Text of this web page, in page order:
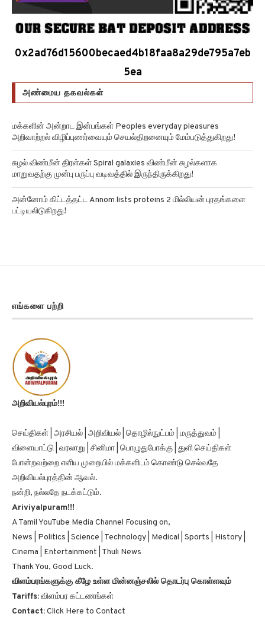
0x2ad76d15600becaed4b18faa8a29de795a7eb
5ea
அண்மைய தகவல்கள்
மக்களின் அன்றாட இன்பங்கள் Peoples everyday pleasures
அறிவாற்றல் விழிப்புணர்வையும் செயல்திறனையும் மேம்படுத்துகிறது!
சுழல் விண்மீன் திரள்கள் Spiral galaxies விண்மீன் சுழல்களாக
மாறுவதற்கு முன்பு பருப்பு வடிவத்தில் இருந்திருக்கிறது!
அன்னோம் கிட்டத்தட்ட Annom lists proteins 2 மில்லியன் புரதங்களை
பட்டியலிடுகிறது!
எங்களை பற்றி
அறிவியல்புரம்!!!
செய்திகள் | அரசியல் | அறிவியல் | தொழில்நுட்பம் | மருத்துவம் |
விளையாட்டு | வரலாறு | சினிமா | பொழுதுபோக்கு | துளி செய்திகள்
போன்றவற்றை எளிய முறையில் மக்களிடம் கொண்டு செல்வதே
அறிவியல்புரத்தின் ஆவல்.
நன்றி, நல்லதே நடக்கட்டும்.
Ariviyalpuram!!!
A Tamil YouTube Media Channel Focusing on,
News | Politics | Science | Technology | Medical | Sports | History |
Cinema | Entertainment | Thuli News
Thank You, Good Luck.
விளம்பரங்களுக்கு கீழே உள்ள மின்னஞ்சலில் தொடர்பு கொள்ளவும்
Tariffs:விளம்பர கட்டணங்கள்
Contact:Click Here to Contact